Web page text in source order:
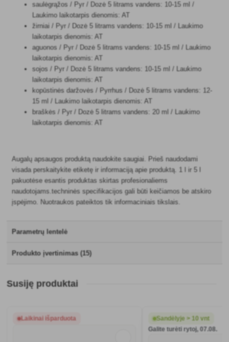
saulėgrąžos / Pyr / Dozė 5 litrams vandens: 10-15 ml /
Laukimo laikotarpis dienomis: AT
žirniai / Pyr / Dozė 5 litrams vandens: 10-15 ml / Laukimo
laikotarpis dienomis: AT
aguonos / Pyr / Dozė 5 litrams vandens: 10-15 ml / Laukimo
laikotarpis dienomis: AT
sojos / Pyr / Dozė 5 litrams vandens: 10-15 ml / Laukimo
laikotarpis dienomis: AT
kopūstinės daržovės / Pyrrhus / Dozė 5 litrams vandens: 12-
15 ml / Laukimo laikotarpis dienomis: AT
braškės / Pyr / Dozė 5 litrams vandens: 20 ml / Laukimo
laikotarpis dienomis: AT
Augalų apsaugos produktą naudokite saugiai. Prieš naudodami
visada perskaitykite etiketę ir informaciją apie produktą. 1 l ir 5 l
pakuotėse esantis produktas skirtas profesionaliems
naudotojams.techninės specifikacijos gali būti keičiamos be atskiro
įspėjimo. Nuotraukos pateiktos tik informaciniais tikslais.
Parametrų lentelė
Produkto įvertinimas (15)
Susiję produktai
Laikinai išparduota
Sandėlyje > 10 vnt
Galite turėti rytoj, 07.08.